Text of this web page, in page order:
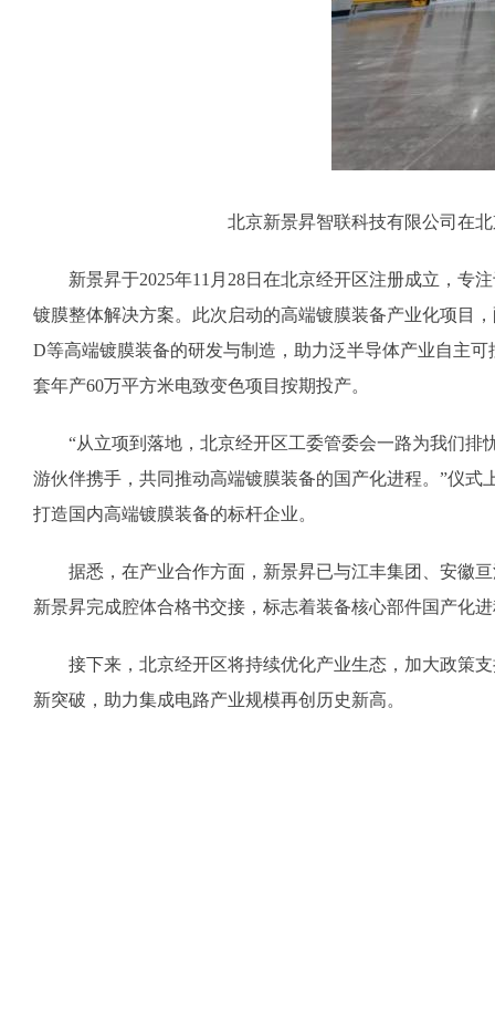
北京新景昇智联科技有限公司在
新景昇于2025年11月28日在北京经开区注册成立，专注
镀膜整体解决方案。此次启动的高端镀膜装备产业化项目
D等高端镀膜装备的研发与制造，助力泛半导体产业自主
套年产60万平方米电致变色项目按期投产。
“从立项到落地，北京经开区工委管委会一路为我们排
游伙伴携手，共同推动高端镀膜装备的国产化进程。”仪
打造国内高端镀膜装备的标杆企业。
据悉，在产业合作方面，新景昇已与江丰集团、安徽亘
新景昇完成腔体合格书交接，标志着装备核心部件国产化
接下来，北京经开区将持续优化产业生态，加大政策支
新突破，助力集成电路产业规模再创历史新高。